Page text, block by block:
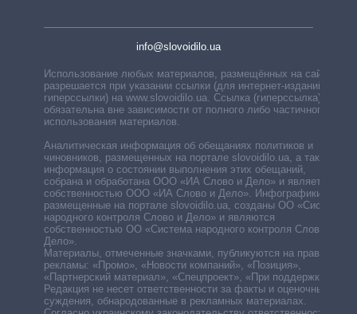
info@slovoidilo.ua
Использование любых материалов, размещённых на сайте,
разрешается при указании ссылки (для интернет-изданий —
гиперссылки) на www.slovoidilo.ua. Ссылка (гиперссылка)
обязательна вне зависимости от полного либо частичного
использования материалов.
Аналитическая информация об обещаниях политиков и
чиновников, размещенных на портале slovoidilo.ua, а также
информация о состоянии выполнения этих обещаний,
собрана и обработана ООО «ИА Слово и Дело» и является
собственностью ООО «ИА Слово и Дело». Инфографики,
размещенные на портале slovoidilo.ua, созданы ОО «Система
народного контроля Слово и Дело» и являются
собственностью ОО «Система народного контроля Слово и
Дело».
Материалы, отмеченные значками, публикуются на правах
рекламы: «Промо», «Новости компаний», «Позиция»,
«Партнерский материал», «Спецпроект», «При поддержке».
Редакция не несет ответственности за факты и оценочные
суждения, обнародованные в рекламных материалах.